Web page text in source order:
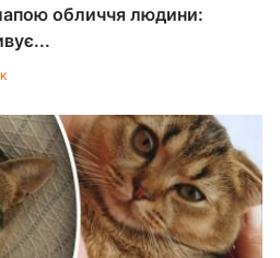
обличчя людини: